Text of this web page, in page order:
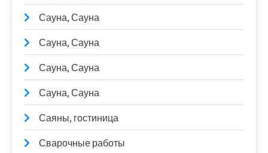
Сауна, Сауна
Сауна, Сауна
Сауна, Сауна
Сауна, Сауна
Саяны, гостиница
Сварочные работы